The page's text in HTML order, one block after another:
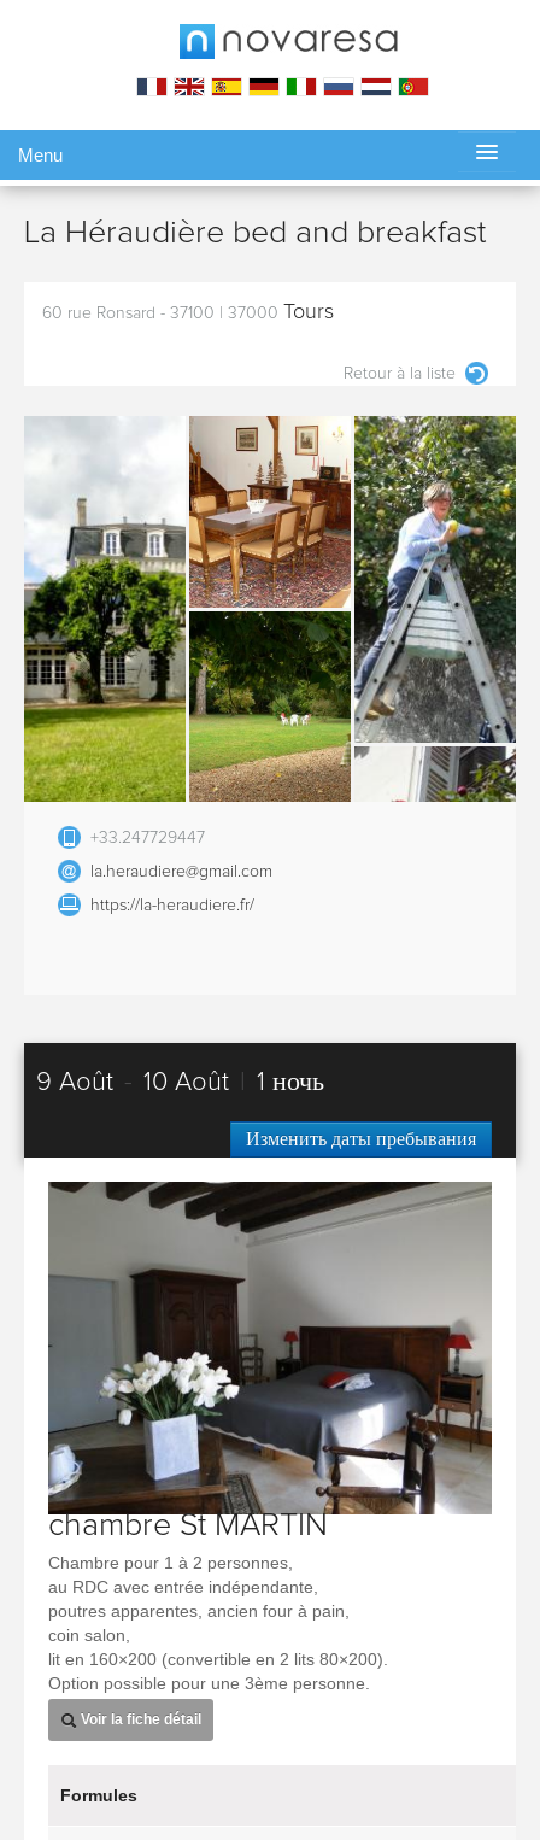
Menu
La Héraudière bed and breakfast
60 rue Ronsard - 37100 37000 Tours
Retour à la liste
+33.247729447
la.heraudiere@gmail.com
https://la-heraudiere.fr/
9 Août - 10 Août 1 ночь
Изменить даты пребывания
chambre St MARTIN
Chambre pour 1 à 2 personnes,
au RDC avec entrée indépendante,
poutres apparentes, ancien four à pain,
coin salon,
lit en 160×200 (convertible en 2 lits 80×200).
Option possible pour une 3ème personne.
Voir la fiche détail
Formules